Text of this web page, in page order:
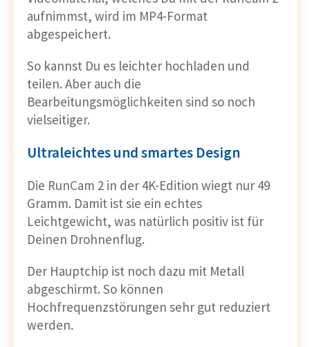
aufnimmst, wird im MP4-Format
abgespeichert.
So kannst Du es leichter hochladen und
teilen. Aber auch die
Bearbeitungsmöglichkeiten sind so noch
vielseitiger.
Ultraleichtes und smartes Design
Die RunCam 2 in der 4K-Edition wiegt nur 49
Gramm. Damit ist sie ein echtes
Leichtgewicht, was natürlich positiv ist für
Deinen Drohnenflug.
Der Hauptchip ist noch dazu mit Metall
abgeschirmt. So können
Hochfrequenzstörungen sehr gut reduziert
werden.